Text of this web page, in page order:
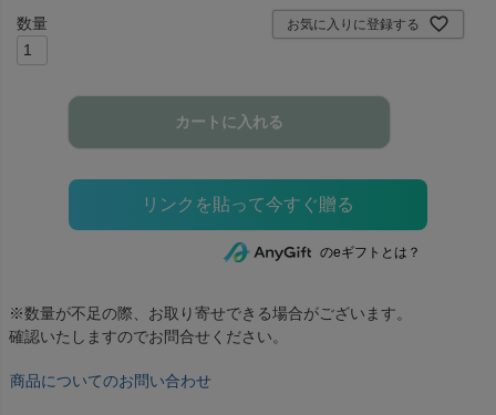
お気に入りに登録する
カートに入れる
のeギフトとは？
※数量が不足の際、お取り寄せできる場合がございます。
確認いたしますのでお問合せください。
商品についてのお問い合わせ